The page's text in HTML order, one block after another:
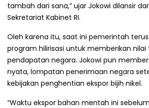
tambah dari sana,” ujar Jokowi dilansir
Sekretariat Kabinet RI.
Oleh karena itu, saat ini pemerintah
program hilirisasi untuk memberikan
pendapatan negara. Jokowi pun
nyata, lompatan penerimaan negara
kebijakan penghentian ekspor bijih nikel.
“Waktu ekspor bahan mentah ini